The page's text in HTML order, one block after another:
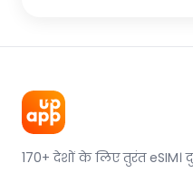
170+ देशों के लिए तुरंत eSIM।